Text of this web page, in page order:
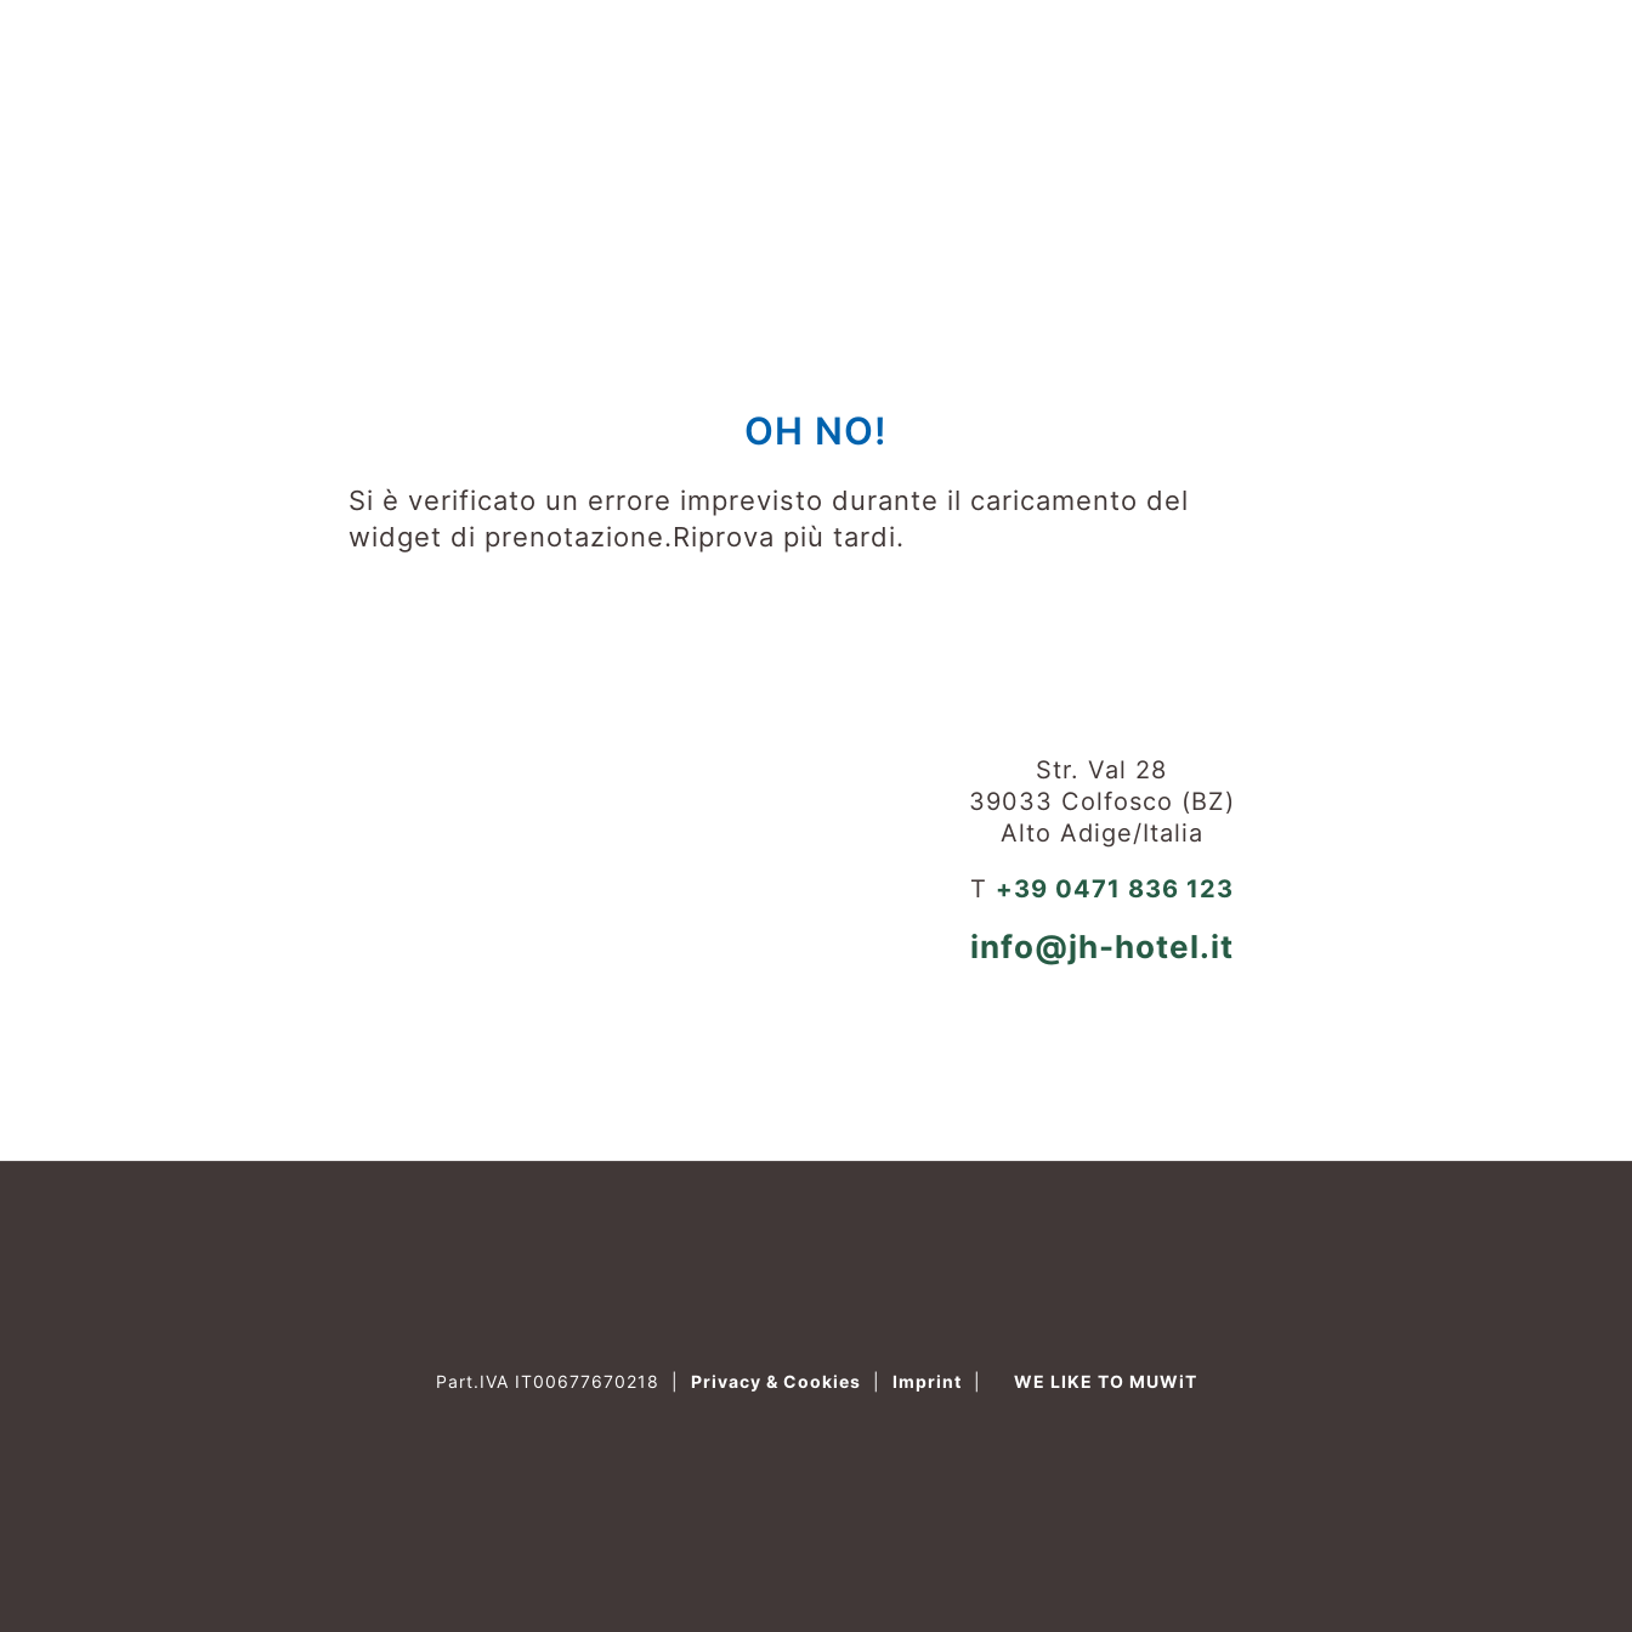
OH NO!
Si è verificato un errore imprevisto durante il caricamento del
widget di prenotazione.Riprova più tardi.
Str. Val 28
39033 Colfosco (BZ)
Alto Adige/Italia
T +39 0471 836 123
info@jh-hotel.it
Part.IVA IT00677670218 Privacy & Cookies Imprint WE LIKE TO MUWiT